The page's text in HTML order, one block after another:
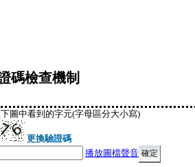
碼檢查機制
圖中看到的字元(字母區分大小寫)
更換驗證碼
播放圖檔聲音